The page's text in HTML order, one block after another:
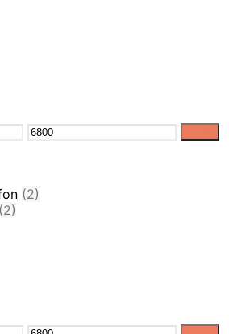
(2)
(2)